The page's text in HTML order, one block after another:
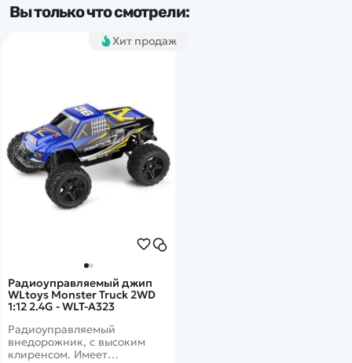
RTR
Вы только что смотрели:
Хит продаж
Радиоуправляемый джип
WLtoys Monster Truck 2WD
1:12 2.4G - WLT-A323
Радиоуправляемый
внедорожник, с высоким
клиренсом. Имеет